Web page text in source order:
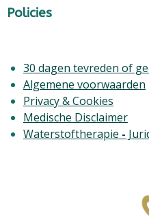
Policies
30 dagen tevreden of
Algemene voorwaarden
Privacy & Cookies
Medische Disclaimer
Waterstoftherapie -